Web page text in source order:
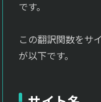
です。
この翻訳関数をサ
が以下です。